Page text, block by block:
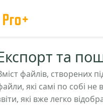
Pro+
та
файлів, створених
які самі по собі
які вже легко